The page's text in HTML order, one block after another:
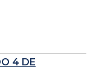
4 DE